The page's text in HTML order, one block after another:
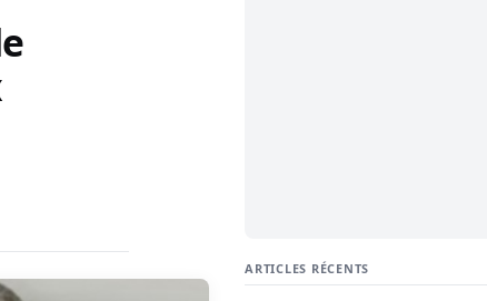
ARTICLES RÉCENTS